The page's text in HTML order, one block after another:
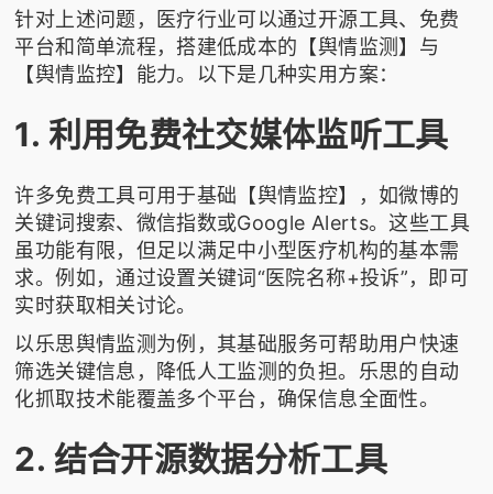
针对上述问题，医疗行业可以通过开源工具、免费
平台和简单流程，搭建低成本的【舆情监测】与
【舆情监控】能力。以下是几种实用方案：
1. 利用免费社交媒体监听工具
许多免费工具可用于基础【舆情监控】，如微博的
关键词搜索、微信指数或Google Alerts。这些工具
虽功能有限，但足以满足中小型医疗机构的基本需
求。例如，通过设置关键词“医院名称+投诉”，即可
实时获取相关讨论。
以乐思舆情监测为例，其基础服务可帮助用户快速
筛选关键信息，降低人工监测的负担。乐思的自动
化抓取技术能覆盖多个平台，确保信息全面性。
2. 结合开源数据分析工具